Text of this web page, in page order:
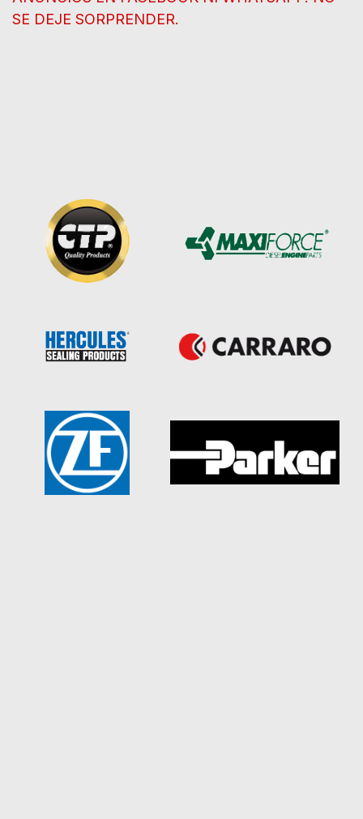
SE DEJE SORPRENDER.